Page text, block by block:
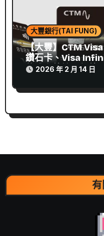
大豐銀行(TAI FUNG)
【大豐】CTM
鑽石卡、Visa
飲或海外簽賬額外
2026 年 2 月 14 日